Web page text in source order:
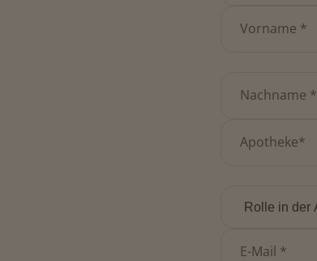
Vorname *
Nachname *
Apotheke*
E-Mail *